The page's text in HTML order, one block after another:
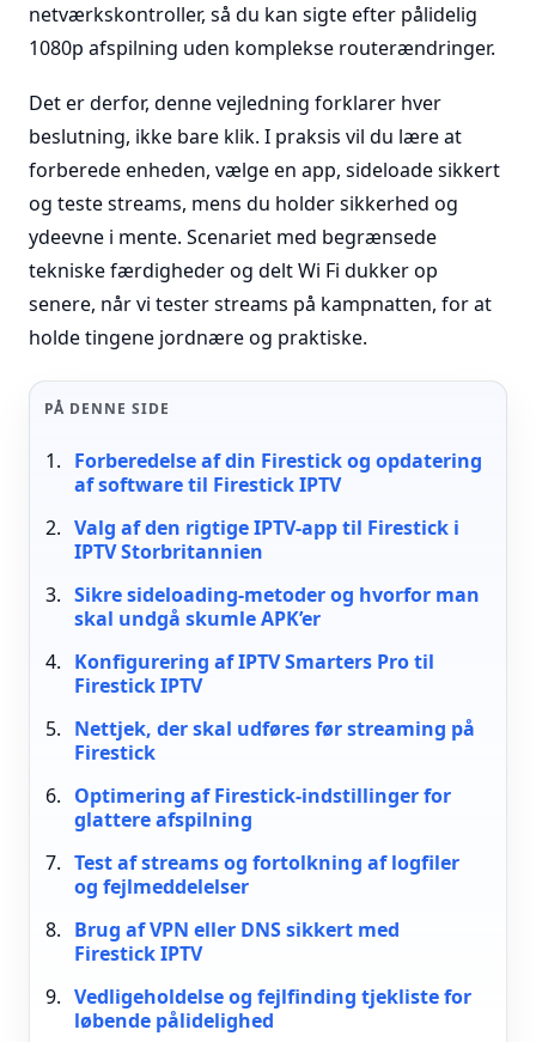
netværkskontroller, så du kan sigte efter pålidelig
1080p afspilning uden komplekse routerændringer.
Det er derfor, denne vejledning forklarer hver
beslutning, ikke bare klik. I praksis vil du lære at
forberede enheden, vælge en app, sideloade sikkert
og teste streams, mens du holder sikkerhed og
ydeevne i mente. Scenariet med begrænsede
tekniske færdigheder og delt Wi Fi dukker op
senere, når vi tester streams på kampnatten, for at
holde tingene jordnære og praktiske.
PÅ DENNE SIDE
Forberedelse af din Firestick og opdatering
af software til Firestick IPTV
Valg af den rigtige IPTV-app til Firestick i
IPTV Storbritannien
Sikre sideloading-metoder og hvorfor man
skal undgå skumle APK’er
Konfigurering af IPTV Smarters Pro til
Firestick IPTV
Nettjek, der skal udføres før streaming på
Firestick
Optimering af Firestick-indstillinger for
glattere afspilning
Test af streams og fortolkning af logfiler
og fejlmeddelelser
Brug af VPN eller DNS sikkert med
Firestick IPTV
Vedligeholdelse og fejlfinding tjekliste for
løbende pålidelighed